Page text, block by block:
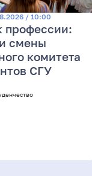
/ 10:00
профессии:
смены
комитета
СГУ